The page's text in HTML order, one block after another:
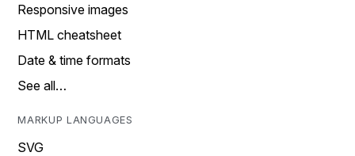
Responsive images
HTML cheatsheet
Date & time formats
See all…
MARKUP LANGUAGES
SVG